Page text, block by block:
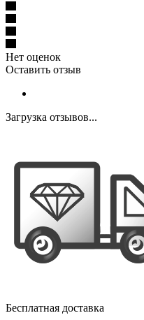
Нет оценок
Оставить отзыв
Загрузка отзывов...
Бесплатная доставка